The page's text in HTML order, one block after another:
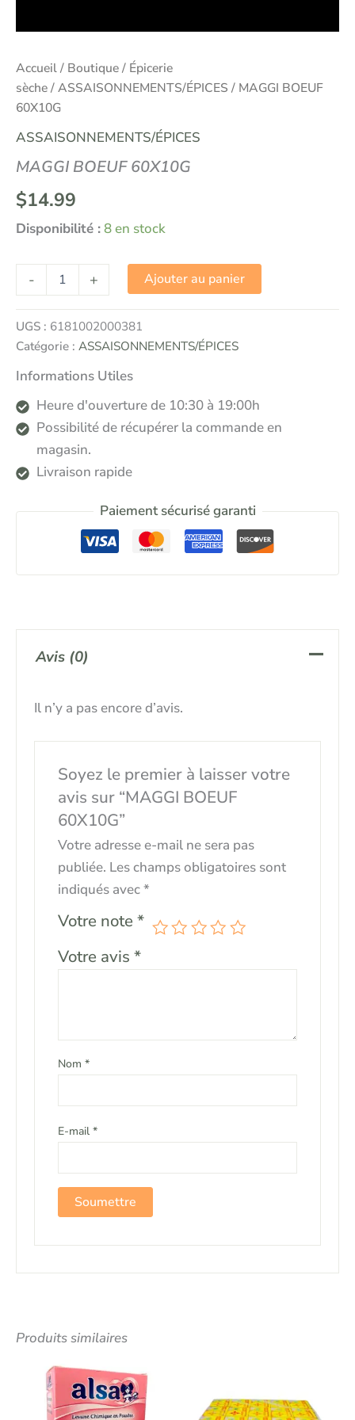
Accueil/ Boutique/ Épicerie
sèche/ASSAISONNEMENTS/ÉPICES / MAGGI BOEUF
60X10G
ASSAISONNEMENTS/ÉPICES
MAGGI BOEUF 60X10G
$14.99
Disponibilité :8 en stock
- + Ajouter au panier
UGS : 6181002000381
Catégorie : ASSAISONNEMENTS/ÉPICES
Informations Utiles
Heure d'ouverture de 10:30 à 19:00h
Possibilité de récupérer la commande en
magasin.
Livraison rapide
Paiement sécurisé garanti
Avis (0)
Il n’y a pas encore d’avis.
Soyez le premier à laisser votre
avis sur “MAGGI BOEUF
60X10G”
Votre adresse e-mail ne sera pas
publiée. Les champs obligatoires sont
indiqués avec*
Votre note *
Votre avis *
Nom *
E-mail *
Produits similaires